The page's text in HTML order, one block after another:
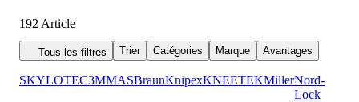
192 Article
Tous les filtres Trier Catégories Marque Avantages
SKYLOTEC3MMASBraunKnipexKNEETEKMillerNord-
Lock